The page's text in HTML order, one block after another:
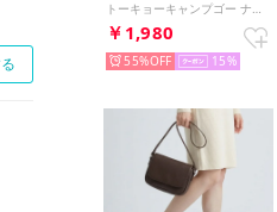
￥1,980
55% 15